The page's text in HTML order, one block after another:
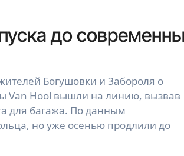
до
Богушовки и Забороля о
Van Hool вышли на линию, вызвав
для багажа. По данным
но уже осенью продлили до